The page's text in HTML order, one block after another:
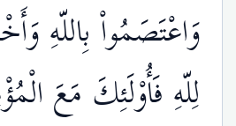
وَاعْتَصَمُواْ بِاللّهِ
لِلّهِ فَأُوْلَئِكَ مَعَ